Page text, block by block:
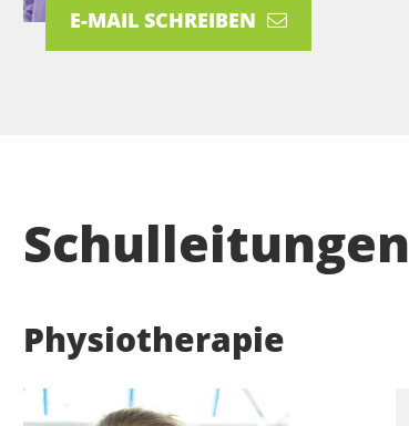
E-MAIL SCHREIBEN
Schulleitungen
Physiotherapie